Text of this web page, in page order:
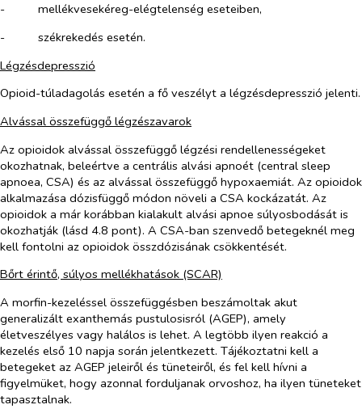
-​
mellékvesekéreg-elégtelenség eseteiben,
-​
székrekedés esetén.
Légzésdepresszió
Opioid-túladagolás esetén a fő veszélyt a légzésdepresszió jelenti.
Alvással összefüggő légzészavarok
Az opioidok alvással összefüggő légzési rendellenességeket
okozhatnak, beleértve a centrális alvási apnoét (central sleep
apnoea, CSA) és az alvással összefüggő hypoxaemiát. Az opioidok
alkalmazása dózisfüggő módon növeli a CSA kockázatát. Az
opioidok a már korábban kialakult alvási apnoe súlyosbodását is
okozhatják (lásd 4.8 pont). A CSA-ban szenvedő betegeknél meg
kell fontolni az opioidok összdózisának csökkentését.
Bőrt érintő, súlyos mellékhatások (SCAR)
A morfin-kezeléssel összefüggésben beszámoltak akut
generalizált exanthemás pustulosisról (AGEP), amely
életveszélyes vagy halálos is lehet. A legtöbb ilyen reakció a
kezelés első 10 napja során jelentkezett. Tájékoztatni kell a
betegeket az AGEP jeleiről és tüneteiről, és fel kell hívni a
figyelmüket, hogy azonnal forduljanak orvoshoz, ha ilyen tüneteket
tapasztalnak.